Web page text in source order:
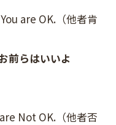
are OK.（他者肯
前らはいいよ
Not OK.（他者否